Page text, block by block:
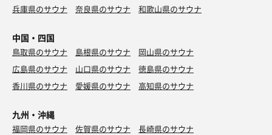
兵庫県のサウナ
奈良県のサウナ 和歌山県のサウナ
中国・四国
鳥取県のサウナ 島根県のサウナ
岡山県のサウナ
広島県のサウナ
山口県のサウナ
徳島県のサウナ
香川県のサウナ
愛媛県のサウナ 高知県のサウナ
九州・沖縄
福岡県のサウナ 佐賀県のサウナ
長崎県のサウナ